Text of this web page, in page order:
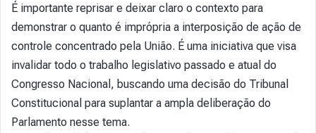
É importante reprisar e deixar claro o contexto para
demonstrar o quanto é imprópria a interposição de ação de
controle concentrado pela União. É uma iniciativa que visa
invalidar todo o trabalho legislativo passado e atual do
Congresso Nacional, buscando uma decisão do Tribunal
Constitucional para suplantar a ampla deliberação do
Parlamento nesse tema.